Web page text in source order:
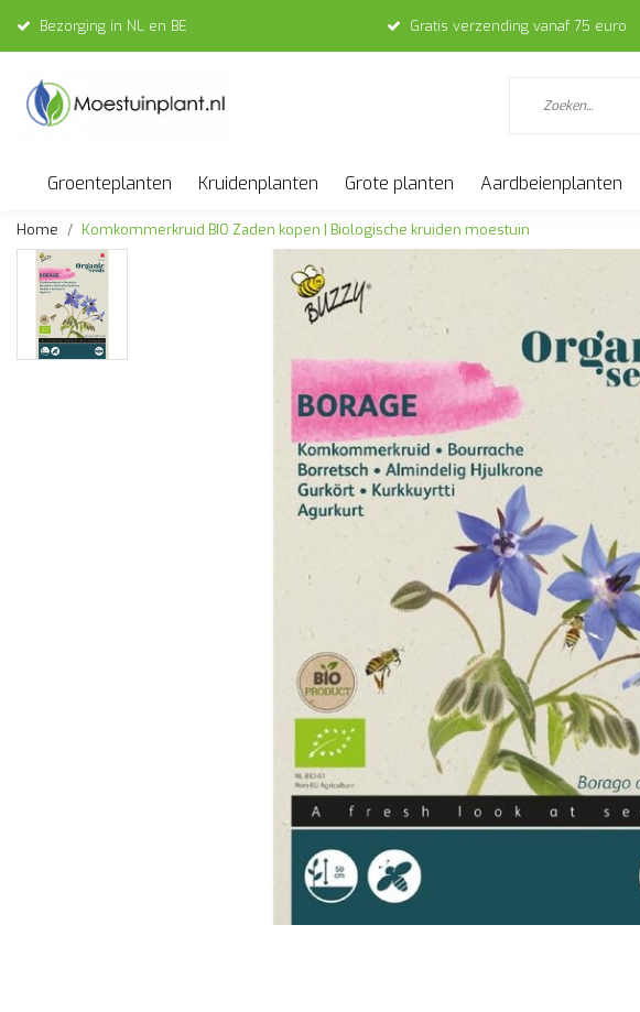
Bezorging in NL en BE Gratis verzending vanaf 75 euro
Groenteplanten Kruidenplanten Grote planten Aardbeienplanten
Home Komkommerkruid BIO Zaden kopen | Biologische kruiden moestuin